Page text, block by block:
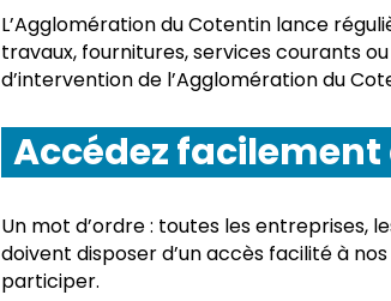
L’Agglomération du Cotentin lance
travaux, fournitures, services courants
d’intervention de l’Agglomération du
Accédez
Un mot d’ordre : toutes les entreprises,
doivent disposer d’un accès facilité à
participer.